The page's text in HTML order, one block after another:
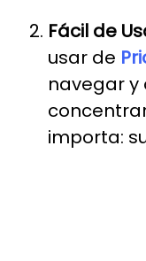
Fácil de
usar de
navegar y
importa: